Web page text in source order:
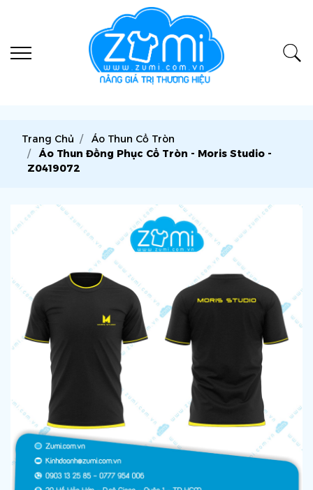
Trang Chủ
Áo Thun Cổ Tròn
Áo Thun Đồng Phục Cổ Tròn - Moris Studio -
Z0419072